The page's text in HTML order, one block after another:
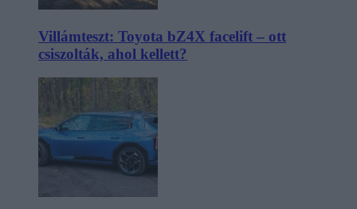
Villámteszt: Toyota bZ4X facelift – ott
csiszolták, ahol kellett?